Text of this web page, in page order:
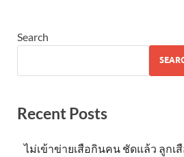
Search
Recent Posts
ไม่เข้าข่าย​เสือกินคน ชัดแล้ว ลูกเ